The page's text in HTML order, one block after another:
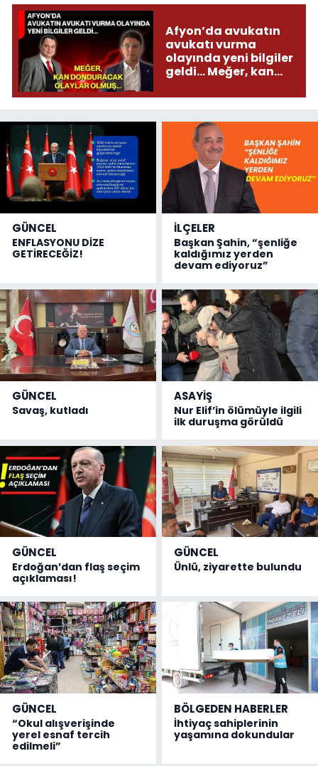
Afyon’da avukatın
avukatı vurma
olayında yeni bilgiler
geldi... Meğer, kan
olmuş...
GÜNCEL
ENFLASYONU DİZE
GETİRECEĞİZ!
İLÇELER
Başkan Şahin, “şenliğe
kaldığımız yerden
devam ediyoruz”
GÜNCEL
Savaş, kutladı
ASAYİŞ
Nur Elif’in ölümüyle ilgili
ilk duruşma görüldü
GÜNCEL
Erdoğan’dan flaş seçim
açıklaması!
GÜNCEL
Ünlü, ziyarette bulundu
GÜNCEL
“Okul alışverişinde
yerel esnaf tercih
edilmeli”
BÖLGEDEN HABERLER
İhtiyaç sahiplerinin
yaşamına dokundular